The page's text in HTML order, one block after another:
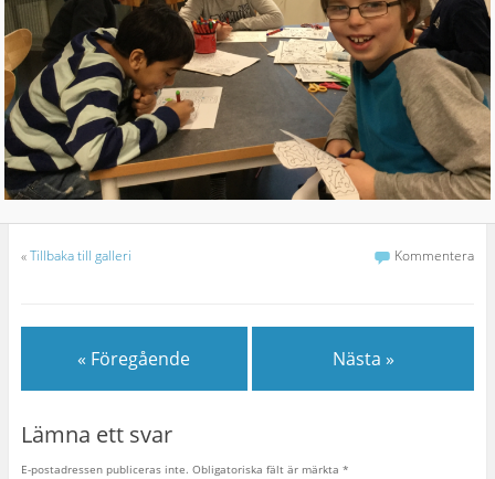
«Tillbaka till galleri Kommentera
« Föregående Nästa »
Lämna ett svar
E-postadressen publiceras inte. Obligatoriska fält är märkta *